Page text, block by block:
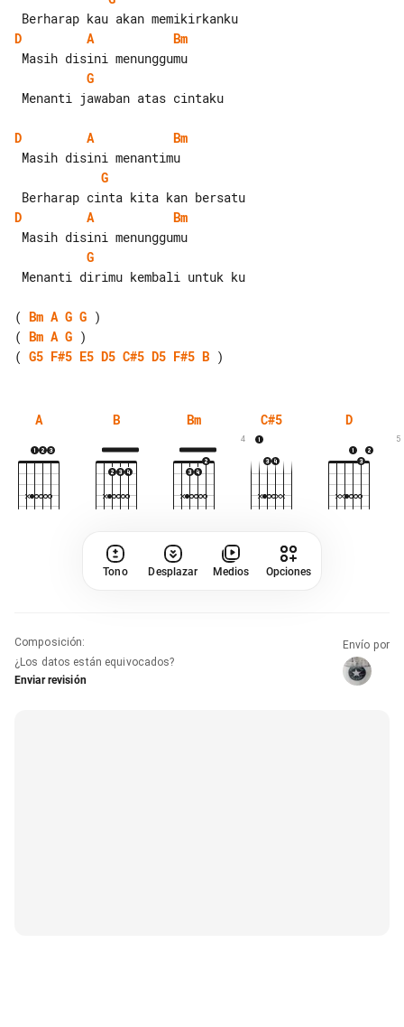
D
A
Bm
G
D A
Bm
G
D
A
Bm
G
( Bm A G G
( Bm A G
( G5 F#5 E5 D5 C#5 D5 F#5 B
A B Bm C#5
4
D
5
Tono Desplazar Medios Opciones
Composición:
¿Los datos están equivocados?
Enviar revisión
Envío por